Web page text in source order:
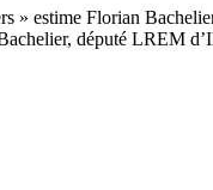
député LREM